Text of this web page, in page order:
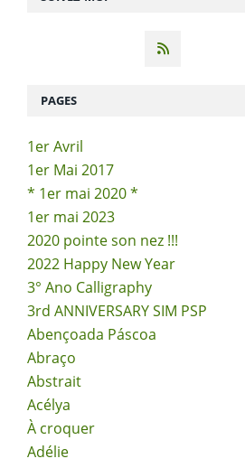
PAGES
1er Avril
1er Mai 2017
* 1er mai 2020 *
1er mai 2023
2020 pointe son nez !!!
2022 Happy New Year
3° Ano Calligraphy
3rd ANNIVERSARY SIM PSP
Abençoada Páscoa
Abraço
Abstrait
Acélya
À croquer
Adélie